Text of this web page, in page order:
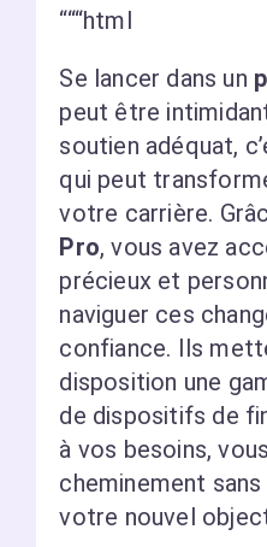
“““html
Se lancer dans un
peut être
soutien adéquat,
qui peut
votre carrière.
Pro, vous avez
précieux et
naviguer ces
confiance. Ils
disposition une
de dispositifs de
à vos besoins,
cheminement
votre nouvel